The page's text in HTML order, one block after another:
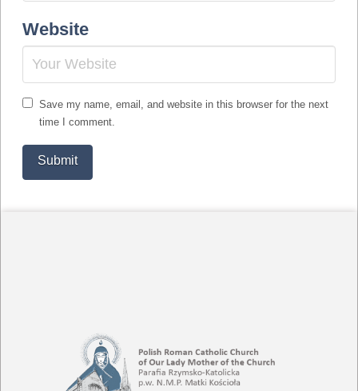
Website
Save my name, email, and website in this browser for the next
time I comment.